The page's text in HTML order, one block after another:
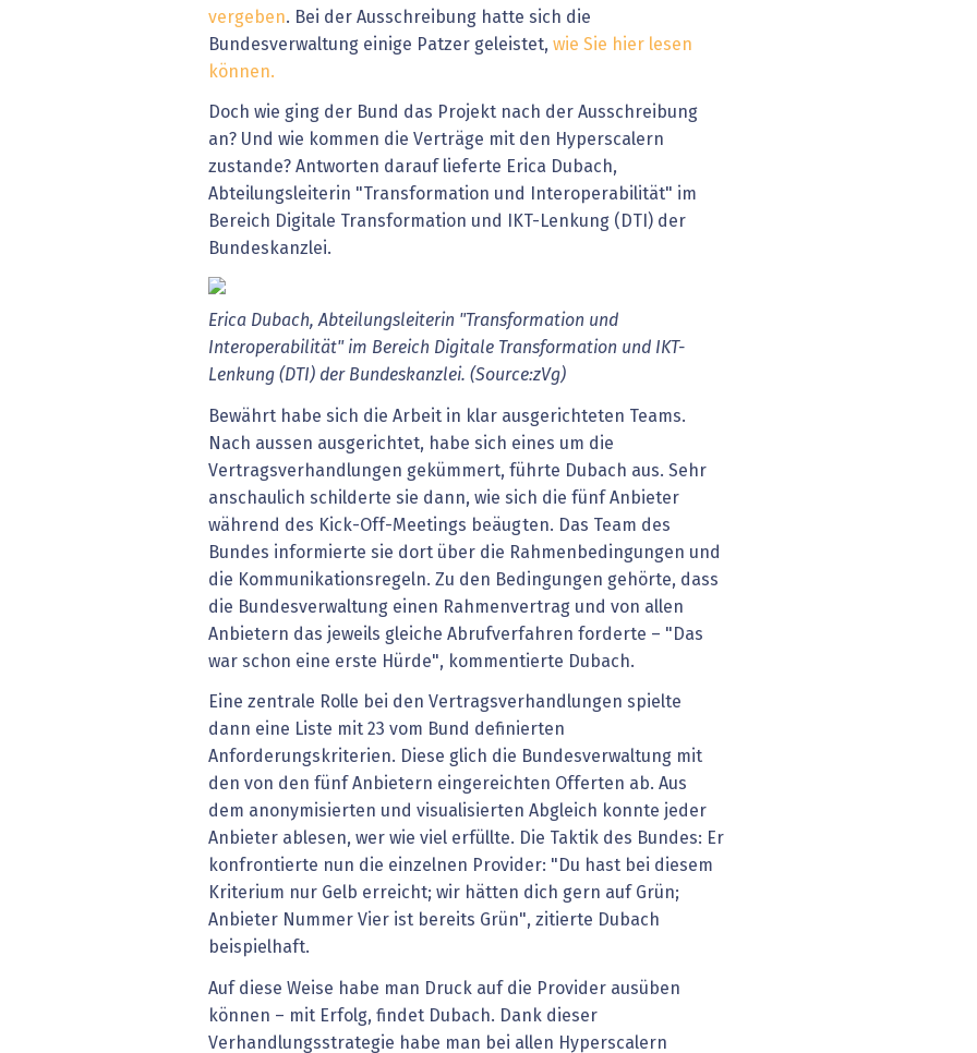
vergeben. Bei der Ausschreibung hatte sich die
Bundesverwaltung einige Patzer geleistet, wie Sie hier lesen
können.
Doch wie ging der Bund das Projekt nach der Ausschreibung
an? Und wie kommen die Verträge mit den Hyperscalern
zustande? Antworten darauf lieferte Erica Dubach,
Abteilungsleiterin "Transformation und Interoperabilität" im
Bereich Digitale Transformation und IKT-Lenkung (DTI) der
Bundeskanzlei.
Erica Dubach, Abteilungsleiterin "Transformation und
Interoperabilität" im Bereich Digitale Transformation und IKT-
Lenkung (DTI) der Bundeskanzlei. (Source:zVg)
Bewährt habe sich die Arbeit in klar ausgerichteten Teams.
Nach aussen ausgerichtet, habe sich eines um die
Vertragsverhandlungen gekümmert, führte Dubach aus. Sehr
anschaulich schilderte sie dann, wie sich die fünf Anbieter
während des Kick-Off-Meetings beäugten. Das Team des
Bundes informierte sie dort über die Rahmenbedingungen und
die Kommunikationsregeln. Zu den Bedingungen gehörte, dass
die Bundesverwaltung einen Rahmenvertrag und von allen
Anbietern das jeweils gleiche Abrufverfahren forderte – "Das
war schon eine erste Hürde", kommentierte Dubach.
Eine zentrale Rolle bei den Vertragsverhandlungen spielte
dann eine Liste mit 23 vom Bund definierten
Anforderungskriterien. Diese glich die Bundesverwaltung mit
den von den fünf Anbietern eingereichten Offerten ab. Aus
dem anonymisierten und visualisierten Abgleich konnte jeder
Anbieter ablesen, wer wie viel erfüllte. Die Taktik des Bundes: Er
konfrontierte nun die einzelnen Provider: "Du hast bei diesem
Kriterium nur Gelb erreicht; wir hätten dich gern auf Grün;
Anbieter Nummer Vier ist bereits Grün", zitierte Dubach
beispielhaft.
Auf diese Weise habe man Druck auf die Provider ausüben
können – mit Erfolg, findet Dubach. Dank dieser
Verhandlungsstrategie habe man bei allen Hyperscalern